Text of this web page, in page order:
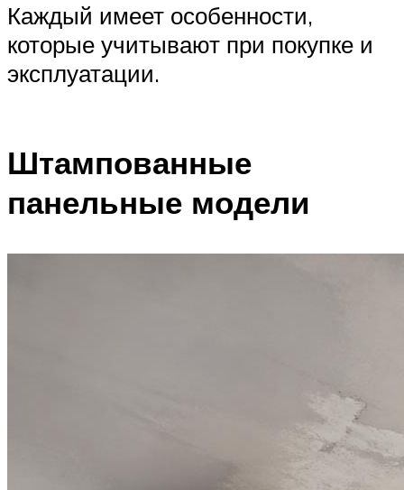
Каждый имеет особенности,
которые учитывают при покупке и
эксплуатации.
Штампованные
панельные модели